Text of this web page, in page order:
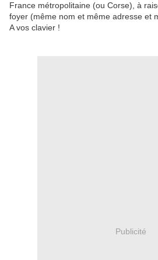
France métropolitaine (ou Corse), à
foyer (même nom et même adresse et
A vos clavier !
Publicité